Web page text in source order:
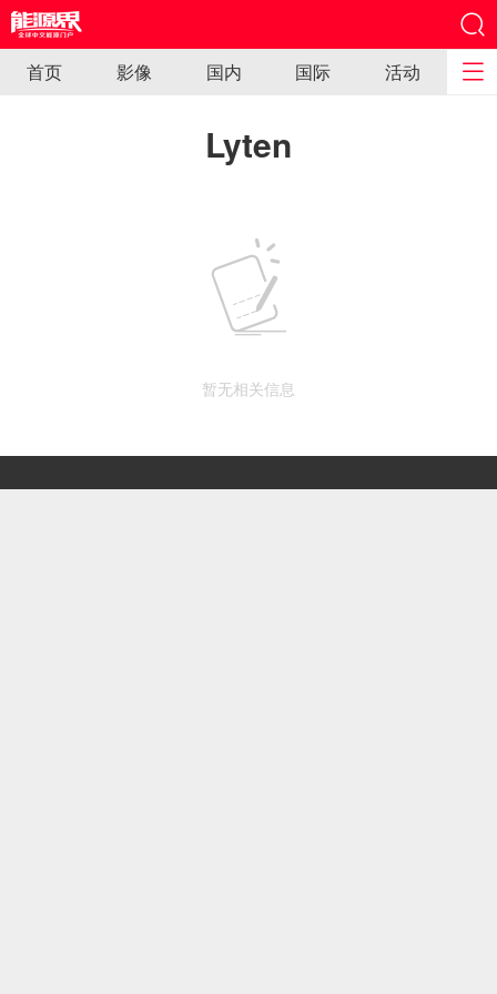
首页 影像 国内 国际 活动
Lyten
暂无相关信息